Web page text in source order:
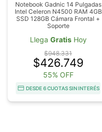
Notebook Gadnic 14 Pulgadas
Intel Celeron N4500 RAM 4GB
SSD 128GB Cámara Frontal +
Soporte
Llega GratisHoy
$948.331
$426.749
55% OFF
DESDE 6 CUOTAS SIN INTERÉS